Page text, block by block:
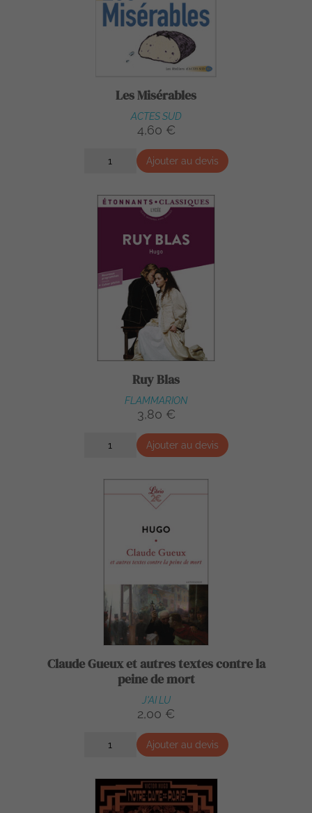
Les Misérables
ACTES SUD
4,60 €
Ajouter au devis
Ruy Blas
FLAMMARION
3,80 €
Ajouter au devis
Claude Gueux et autres textes contre la
peine de mort
J'AI LU
2,00 €
Ajouter au devis